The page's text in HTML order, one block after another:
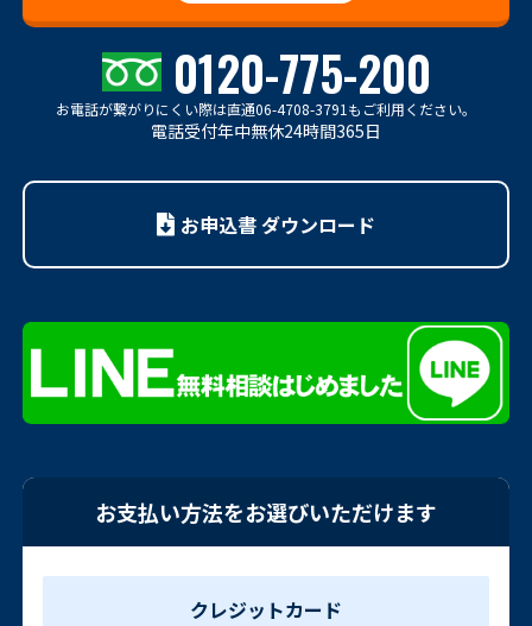
0120-775-200
お電話が繋がりにくい際は直通06-4708-3791もご利用ください。
電話受付年中無休24時間365日
お申込書 ダウンロード
お支払い方法をお選びいただけます
クレジットカード